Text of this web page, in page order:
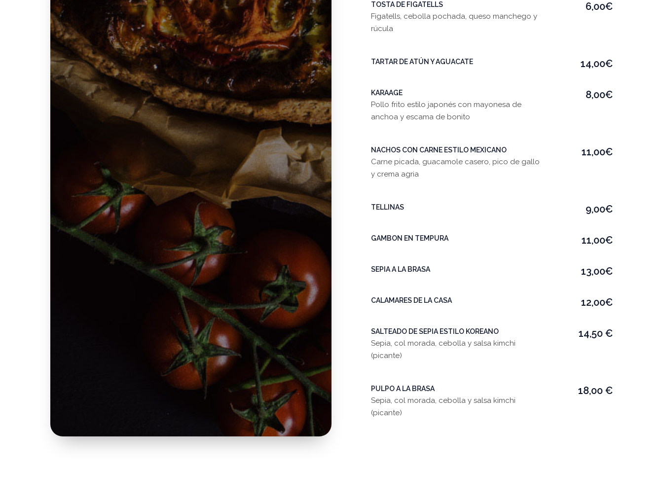
TOSTA DE FIGATELLS
Figatells, cebolla pochada, queso manchego y
rúcula
6,00€
TARTAR DE ATÚN Y AGUACATE 14,00€
KARAAGE
Pollo frito estilo japonés con mayonesa de
anchoa y escama de bonito
8,00€
NACHOS CON CARNE ESTILO MEXICANO
Carne picada, guacamole casero, pico de gallo
y crema agria
11,00€
TELLINAS 9,00€
GAMBON EN TEMPURA 11,00€
SEPIA A LA BRASA 13,00€
CALAMARES DE LA CASA 12,00€
SALTEADO DE SEPIA ESTILO KOREANO
Sepia, col morada, cebolla y salsa kimchi
(picante)
14,50 €
PULPO A LA BRASA
Sepia, col morada, cebolla y salsa kimchi
(picante)
18,00 €